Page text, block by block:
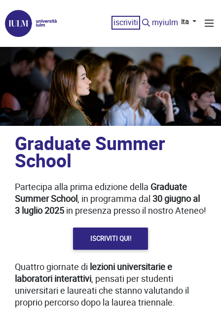
iscriviti myiulm ita
Graduate Summer
School
Partecipa alla prima edizione della Graduate
Summer School, in programma dal 30 giugno al
3 luglio 2025in presenza presso il nostro Ateneo!
ISCRIVITI QUI!
Quattro giornate di lezioni universitarie e
laboratori interattivi, pensati per studenti
universitari e laureati che stanno valutando il
proprio percorso dopo la laurea triennale.